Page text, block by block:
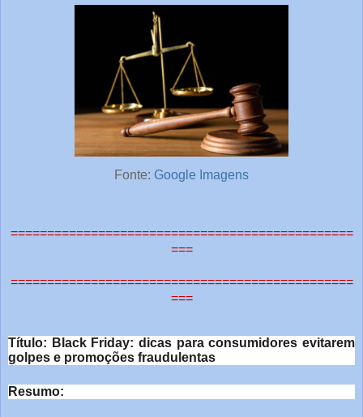
Fonte: Google Imagens
===============================================
===
===============================================
===
c
ê
e
Título: Black Friday: dicas para consumidores evitarem
golpes e promoções fraudulentas
Resumo: